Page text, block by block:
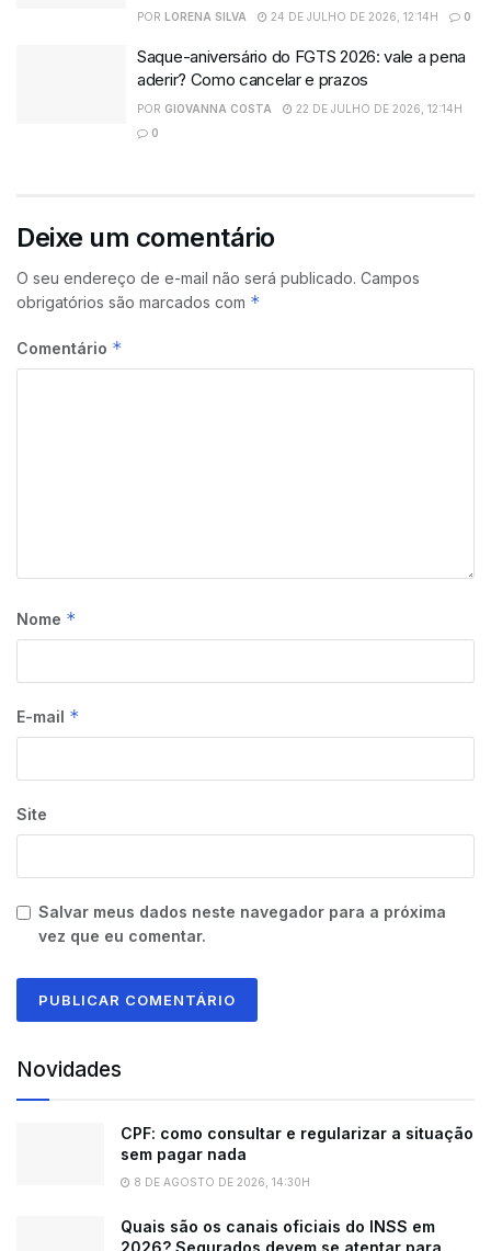
POR LORENA SILVA 24 DE JULHO DE 2026, 12:14H 0
Saque-aniversário do FGTS 2026: vale a pena
aderir? Como cancelar e prazos
POR GIOVANNA COSTA
22 DE JULHO DE 2026, 12:14H
0
Deixe um comentário
O seu endereço de e-mail não será publicado. Campos
obrigatórios são marcados com *
Comentário *
Nome *
E-mail *
Site
Salvar meus dados neste navegador para a próxima
vez que eu comentar.
Novidades
CPF: como consultar e regularizar a situação
sem pagar nada
8 DE AGOSTO DE 2026, 14:30H
Quais são os canais oficiais do INSS em